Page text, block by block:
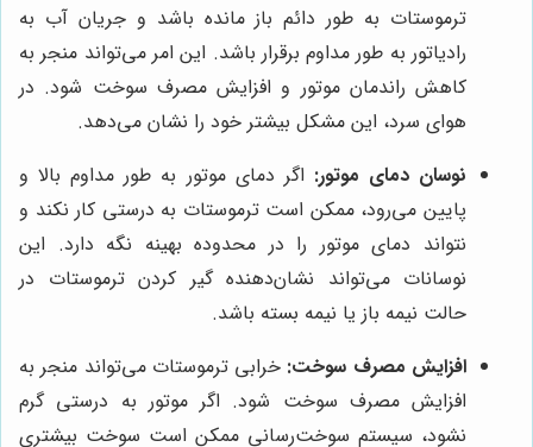
ترموستات به طور دائم باز مانده باشد و جریان آب به
رادیاتور به طور مداوم برقرار باشد. این امر می‌تواند منجر به
کاهش راندمان موتور و افزایش مصرف سوخت شود. در
هوای سرد، این مشکل بیشتر خود را نشان می‌دهد.
نوسان دمای موتور: اگر دمای موتور به طور مداوم بالا و
پایین می‌رود، ممکن است ترموستات به درستی کار نکند و
نتواند دمای موتور را در محدوده بهینه نگه دارد. این
نوسانات می‌تواند نشان‌دهنده گیر کردن ترموستات در
حالت نیمه باز یا نیمه بسته باشد.
افزایش مصرف سوخت: خرابی ترموستات می‌تواند منجر به
افزایش مصرف سوخت شود. اگر موتور به درستی گرم
نشود، سیستم سوخت‌رسانی ممکن است سوخت بیشتری